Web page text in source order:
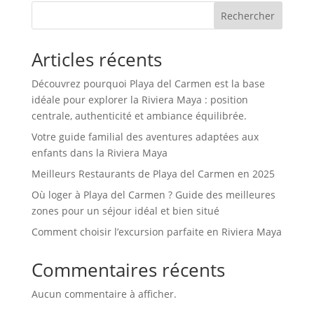
Rechercher
Articles récents
Découvrez pourquoi Playa del Carmen est la base
idéale pour explorer la Riviera Maya : position
centrale, authenticité et ambiance équilibrée.
Votre guide familial des aventures adaptées aux
enfants dans la Riviera Maya
Meilleurs Restaurants de Playa del Carmen en 2025
Où loger à Playa del Carmen ? Guide des meilleures
zones pour un séjour idéal et bien situé
Comment choisir l’excursion parfaite en Riviera Maya
Commentaires récents
Aucun commentaire à afficher.